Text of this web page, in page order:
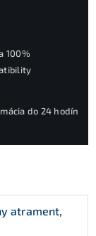
100%
do 24 hodín
atrament,